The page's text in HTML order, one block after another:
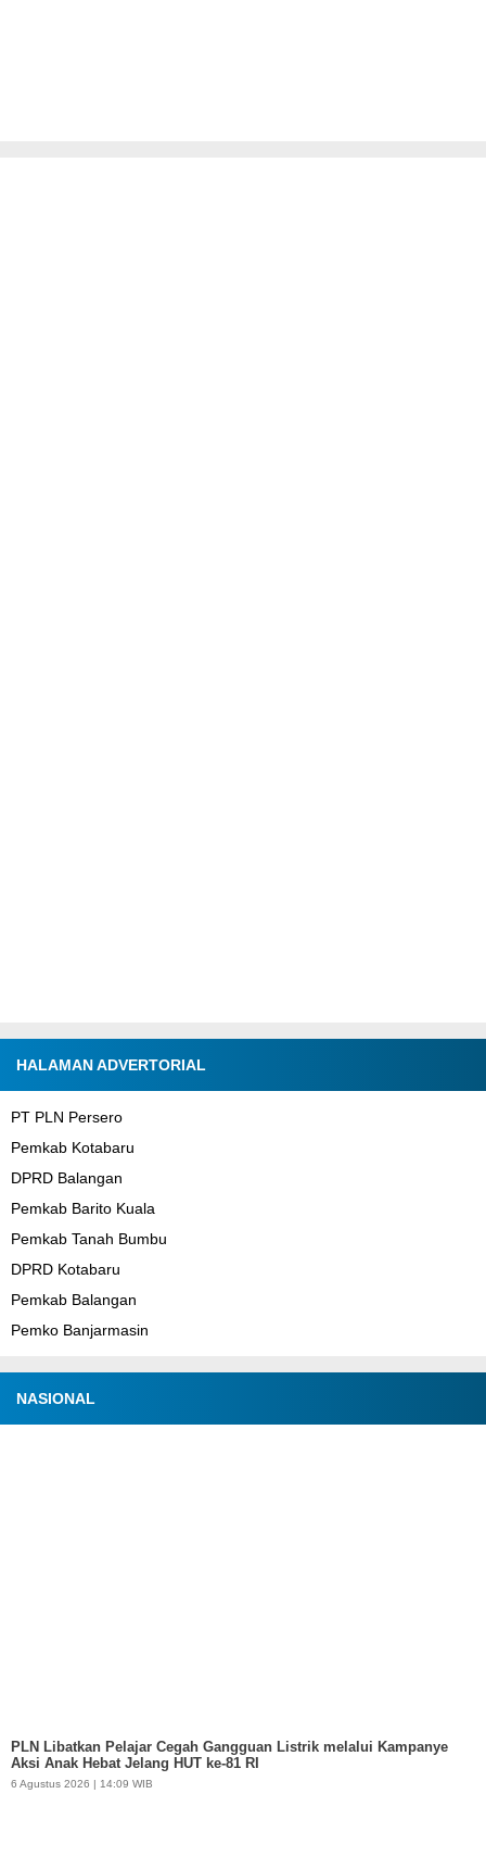
HALAMAN ADVERTORIAL
PT PLN Persero
Pemkab Kotabaru
DPRD Balangan
Pemkab Barito Kuala
Pemkab Tanah Bumbu
DPRD Kotabaru
Pemkab Balangan
Pemko Banjarmasin
NASIONAL
PLN Libatkan Pelajar Cegah Gangguan Listrik melalui Kampanye
Aksi Anak Hebat Jelang HUT ke-81 RI
6 Agustus 2026 | 14:09 WIB